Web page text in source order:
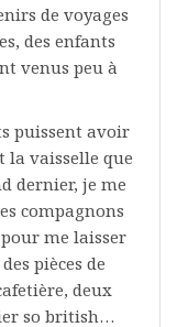
de voyages
des enfants
venus peu à
puissent avoir
la vaisselle que
dernier, je me
compagnons
me laisser
pièces de
deux
so british…